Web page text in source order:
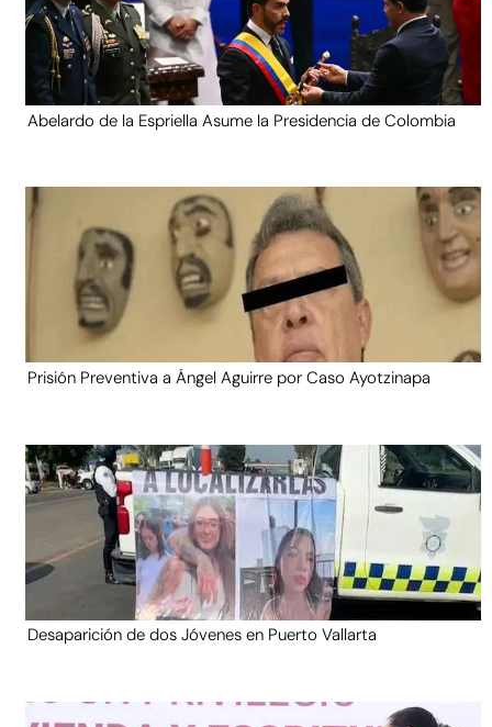
Abelardo de la Espriella Asume la Presidencia de Colombia
Prisión Preventiva a Ángel Aguirre por Caso Ayotzinapa
Desaparición de dos Jóvenes en Puerto Vallarta